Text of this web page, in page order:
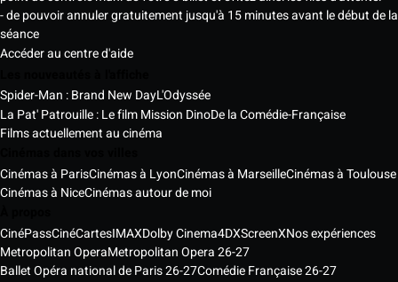
- de pouvoir annuler gratuitement jusqu'à 15 minutes avant le début de la
séance
Accéder au centre d'aide
Spider-Man : Brand New DayL'Odyssée
La Pat' Patrouille : Le film Mission DinoDe la Comédie-Française
Films actuellement au cinéma
Cinémas à ParisCinémas à LyonCinémas à MarseilleCinémas à Toulouse
Cinémas à NiceCinémas autour de moi
CinéPassCinéCartesIMAXDolby Cinema4DXScreenXNos expériences
Metropolitan OperaMetropolitan Opera 26-27
Ballet Opéra national de Paris 26-27Comédie Française 26-27